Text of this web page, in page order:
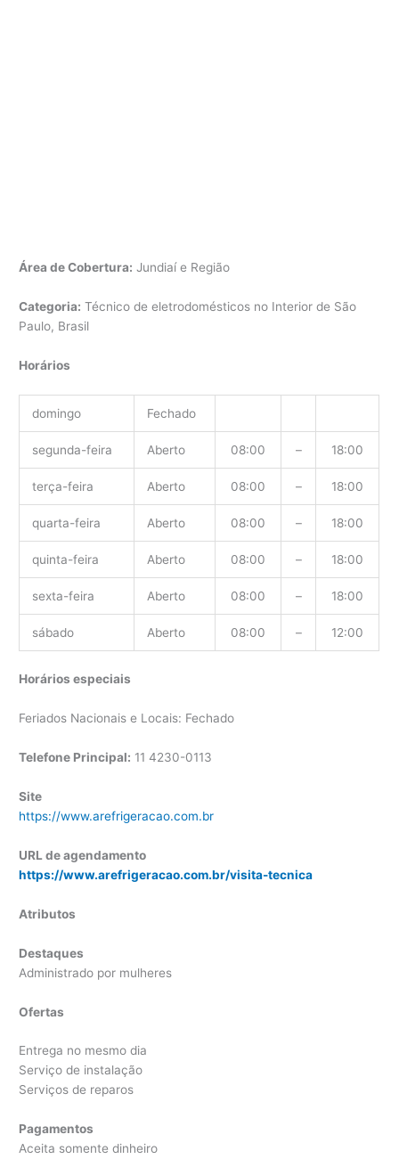
Área de Cobertura: Jundiaí e Região
Categoria: Técnico de eletrodomésticos no Interior de São
Paulo, Brasil
Horários
domingo Fechado
segunda-feira Aberto 08:00 – 18:00
terça-feira Aberto 08:00 – 18:00
quarta-feira Aberto 08:00 – 18:00
quinta-feira Aberto 08:00 – 18:00
sexta-feira Aberto 08:00 – 18:00
sábado Aberto 08:00 – 12:00
Horários especiais
Feriados Nacionais e Locais: Fechado
Telefone Principal: 114230-0113
Site
https://www.arefrigeracao.com.br
URL de agendamento
https://www.arefrigeracao.com.br/visita-tecnica
Atributos
Destaques
Administrado por mulheres
Ofertas
Entrega no mesmo dia
Serviço de instalação
Serviços de reparos
Pagamentos
Aceita somente dinheiro